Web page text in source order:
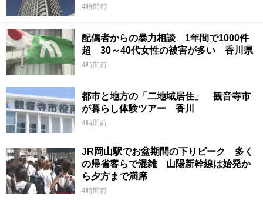
4時間前
配偶者からの暴力相談 1年間で1000件
超 30～40代女性の被害が多い 香川県
4時間前
都市と地方の「二地域居住」 観音寺市
が暮らし体験ツアー 香川
4時間前
JR岡山駅でお盆期間の下りピーク 多く
の帰省客らで混雑 山陽新幹線は始発か
ら夕方まで満席
4時間前